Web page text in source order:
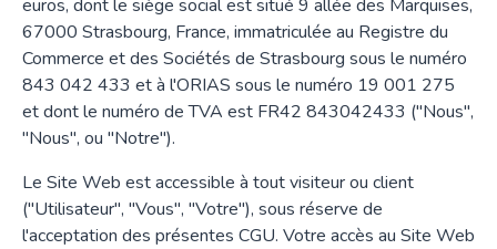
euros, dont le siège social est situé 9 allée des Marquises,
67000 Strasbourg, France, immatriculée au Registre du
Commerce et des Sociétés de Strasbourg sous le numéro
843 042 433 et à l'ORIAS sous le numéro 19 001 275
et dont le numéro de TVA est FR42 843042433 ("Nous",
"Nous", ou "Notre").
Le Site Web est accessible à tout visiteur ou client
("Utilisateur", "Vous", "Votre"), sous réserve de
l'acceptation des présentes CGU. Votre accès au Site Web